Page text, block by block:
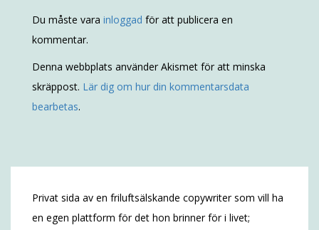
Du måste vara inloggad för att publicera en
kommentar.
Denna webbplats använder Akismet för att minska
skräppost. Lär dig om hur din kommentarsdata
bearbetas.
Privat sida av en friluftsälskande copywriter som vill ha
en egen plattform för det hon brinner för i livet;